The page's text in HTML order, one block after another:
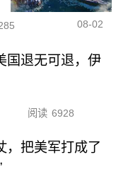
08-02
国退无可退，伊
阅读 6928
，把美军打成了